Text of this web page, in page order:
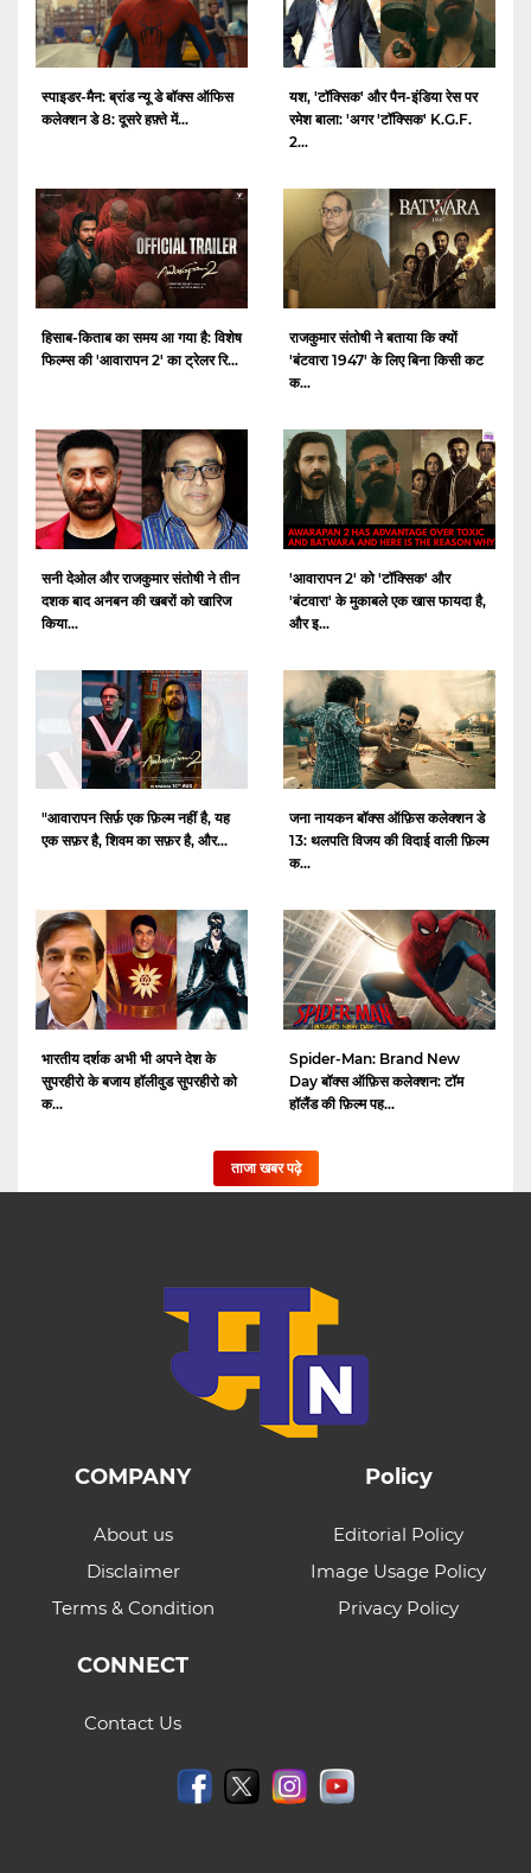
स्पाइडर-मैन: ब्रांड न्यू डे बॉक्स ऑफिस
कलेक्शन डे 8: दूसरे हफ़्ते में...
यश, 'टॉक्सिक' और पैन-इंडिया रेस पर
रमेश बाला: 'अगर 'टॉक्सिक' K.G.F.
2...
हिसाब-किताब का समय आ गया है: विशेष
फिल्म्स की 'आवारापन 2' का ट्रेलर रि...
राजकुमार संतोषी ने बताया कि क्यों
'बंटवारा 1947' के लिए बिना किसी कट
क...
सनी देओल और राजकुमार संतोषी ने तीन
दशक बाद अनबन की खबरों को खारिज
किया...
'आवारापन 2' को 'टॉक्सिक' और
'बंटवारा' के मुकाबले एक खास फायदा है,
और इ...
"आवारापन सिर्फ़ एक फ़िल्म नहीं है, यह
एक सफ़र है, शिवम का सफ़र है, और...
जना नायकन बॉक्स ऑफ़िस कलेक्शन डे
13: थलपति विजय की विदाई वाली फ़िल्म
क...
भारतीय दर्शक अभी भी अपने देश के
सुपरहीरो के बजाय हॉलीवुड सुपरहीरो को
क...
Spider-Man: Brand New
Day बॉक्स ऑफ़िस कलेक्शन: टॉम
हॉलैंड की फ़िल्म पह...
ताजा खबर पढ़े
COMPANY
About us
Disclaimer
Terms & Condition
Policy
Editorial Policy
Image Usage Policy
Privacy Policy
CONNECT
Contact Us